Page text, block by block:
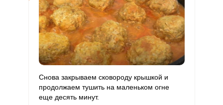
Снова закрываем сковороду крышкой и
продолжаем тушить на маленьком огне
еще десять минут.